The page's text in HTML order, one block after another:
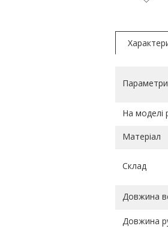
На моделі
Матеріал
Склад
Довжина
Довжина